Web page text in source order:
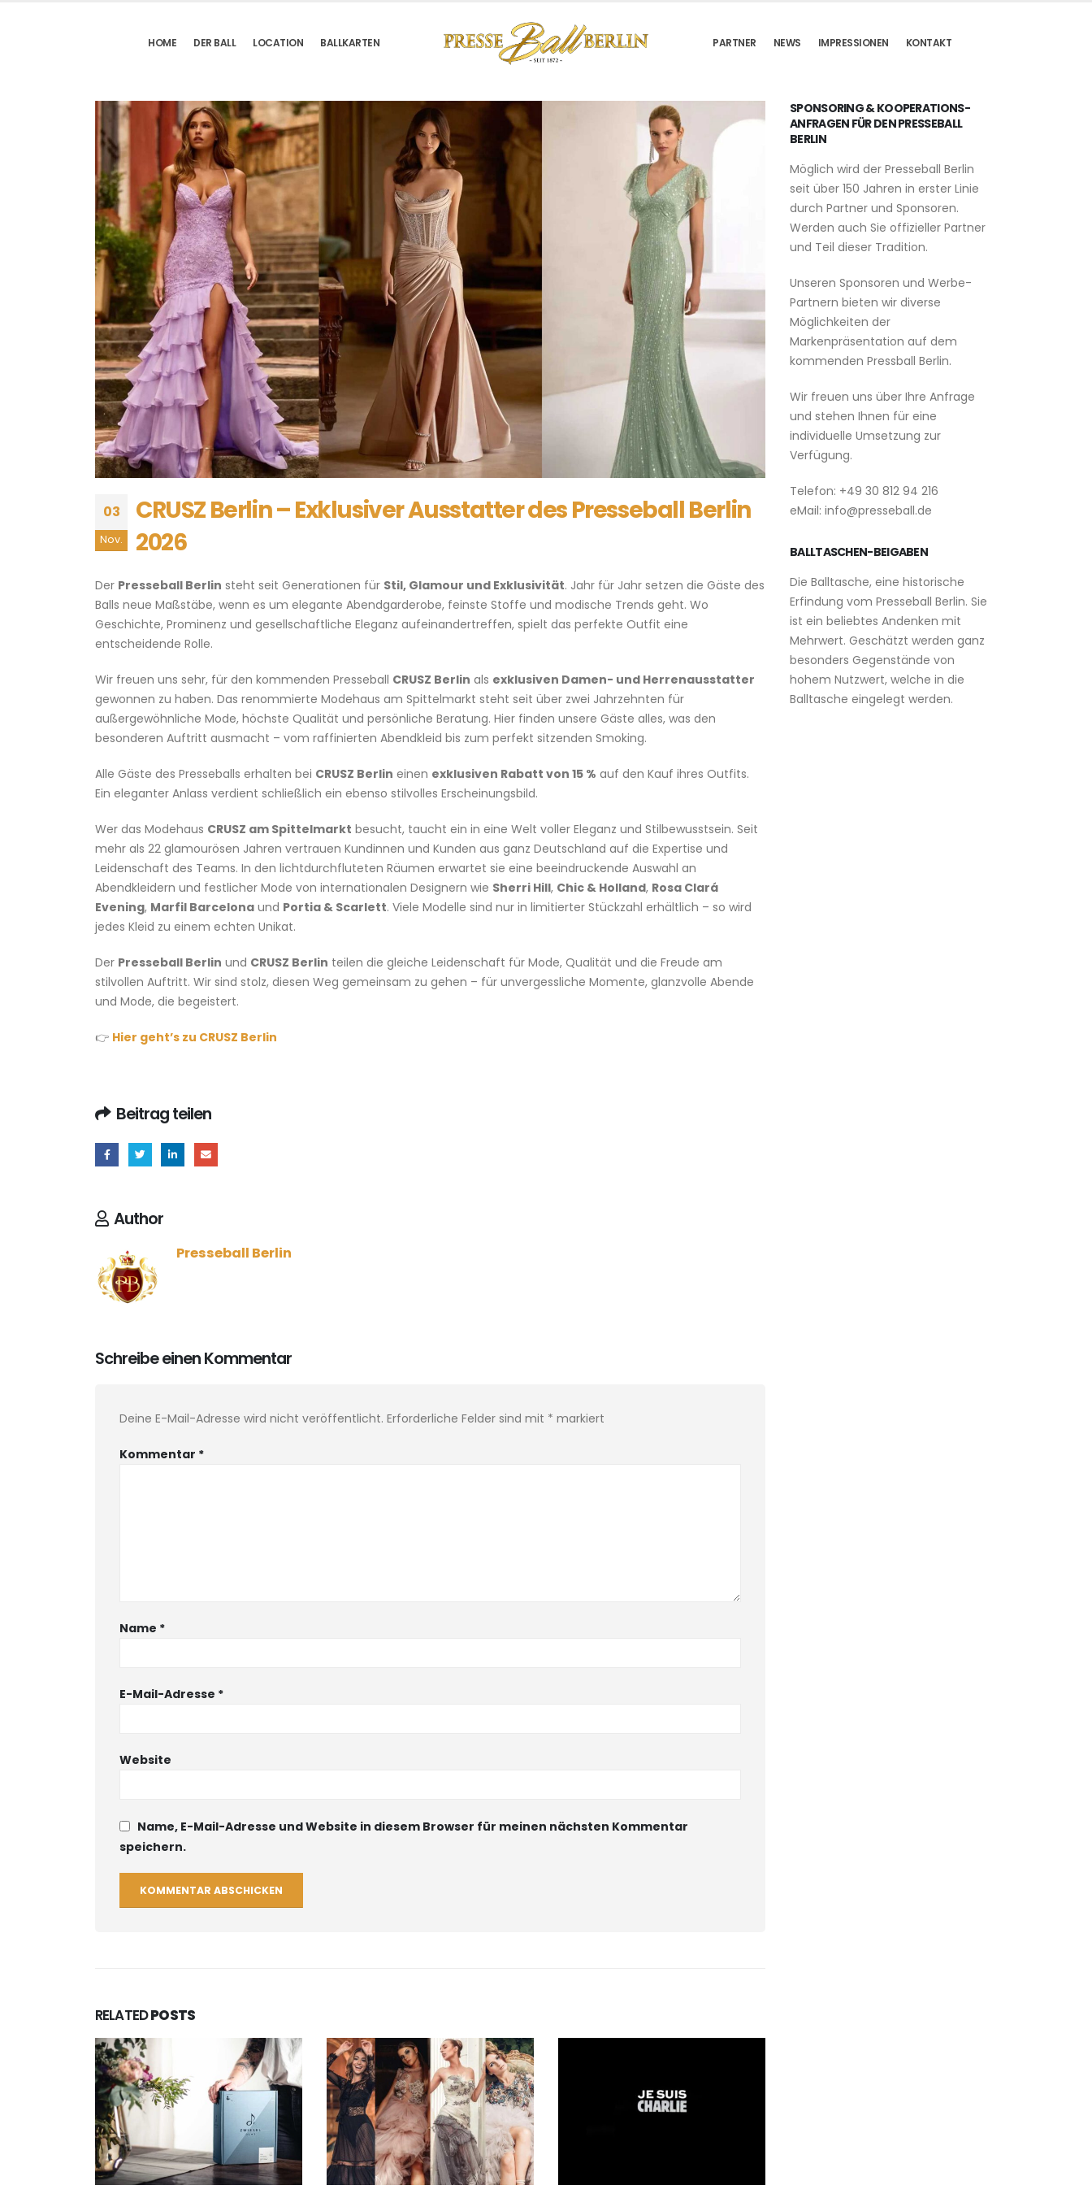
HOME DER BALL LOCATION BALLKARTEN PARTNER NEWS IMPRESSIONEN KONTAKT
03
Nov.
CRUSZ Berlin – Exklusiver Ausstatter des Presseball Berlin
2026
Der Presseball Berlin steht seit Generationen für Stil, Glamour und Exklusivität. Jahr für Jahr setzen die Gäste des
Balls neue Maßstäbe, wenn es um elegante Abendgarderobe, feinste Stoffe und modische Trends geht. Wo
Geschichte, Prominenz und gesellschaftliche Eleganz aufeinandertreffen, spielt das perfekte Outfit eine
entscheidende Rolle.
Wir freuen uns sehr, für den kommenden Presseball CRUSZ Berlin als exklusiven Damen- und Herrenausstatter
gewonnen zu haben. Das renommierte Modehaus am Spittelmarkt steht seit über zwei Jahrzehnten für
außergewöhnliche Mode, höchste Qualität und persönliche Beratung. Hier finden unsere Gäste alles, was den
besonderen Auftritt ausmacht – vom raffinierten Abendkleid bis zum perfekt sitzenden Smoking.
Alle Gäste des Presseballs erhalten bei CRUSZ Berlin einen exklusiven Rabatt von 15 % auf den Kauf ihres Outfits.
Ein eleganter Anlass verdient schließlich ein ebenso stilvolles Erscheinungsbild.
Wer das Modehaus CRUSZ am Spittelmarkt besucht, taucht ein in eine Welt voller Eleganz und Stilbewusstsein. Seit
mehr als 22 glamourösen Jahren vertrauen Kundinnen und Kunden aus ganz Deutschland auf die Expertise und
Leidenschaft des Teams. In den lichtdurchfluteten Räumen erwartet sie eine beeindruckende Auswahl an
Abendkleidern und festlicher Mode von internationalen Designern wie Sherri Hill, Chic & Holland, Rosa Clará
Evening, Marfil Barcelona und Portia & Scarlett. Viele Modelle sind nur in limitierter Stückzahl erhältlich – so wird
jedes Kleid zu einem echten Unikat.
Der Presseball Berlin und CRUSZ Berlin teilen die gleiche Leidenschaft für Mode, Qualität und die Freude am
stilvollen Auftritt. Wir sind stolz, diesen Weg gemeinsam zu gehen – für unvergessliche Momente, glanzvolle Abende
und Mode, die begeistert.
👉 Hier geht’s zu CRUSZ Berlin
Beitrag teilen
Author
Presseball Berlin
Schreibe einen Kommentar
Deine E-Mail-Adresse wird nicht veröffentlicht. Erforderliche Felder sind mit * markiert
Kommentar *
Name *
E-Mail-Adresse *
Website
Name, E-Mail-Adresse und Website in diesem Browser für meinen nächsten Kommentar
speichern.
RELATEDPOSTS
SPONSORING & KOOPERATIONS-
ANFRAGEN FÜR DEN PRESSEBALL
BERLIN
Möglich wird der Presseball Berlin
seit über 150 Jahren in erster Linie
durch Partner und Sponsoren.
Werden auch Sie offizieller Partner
und Teil dieser Tradition.
Unseren Sponsoren und Werbe-
Partnern bieten wir diverse
Möglichkeiten der
Markenpräsentation auf dem
kommenden Pressball Berlin.
Wir freuen uns über Ihre Anfrage
und stehen Ihnen für eine
individuelle Umsetzung zur
Verfügung.
Telefon: +49 30 812 94 216
eMail: info@presseball.de
BALLTASCHEN-BEIGABEN
Die Balltasche, eine historische
Erfindung vom Presseball Berlin. Sie
ist ein beliebtes Andenken mit
Mehrwert. Geschätzt werden ganz
besonders Gegenstände von
hohem Nutzwert, welche in die
Balltasche eingelegt werden.